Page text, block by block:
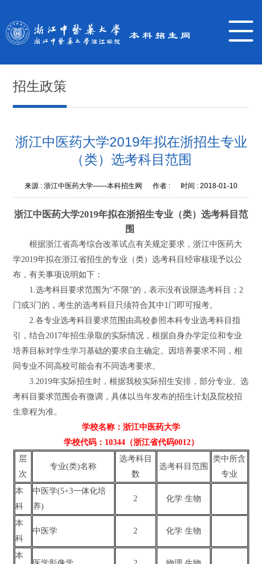
招生政策
浙江中医药大学2019年拟在浙招生专业
（类）选考科目范围
来源 : 浙江中医药大学——本科招生网 作者 : 时间 : 2018-01-10
浙江中医药大学2019年拟在浙招生专业（类）选考科目范
围
根据浙江省高考综合改革试点有关规定要求，浙江中医药大
学2019年拟在浙江省招生的专业（类）选考科目经审核现予以公
布，有关事项说明如下：
1.选考科目要求范围为“不限”的，表示没有设限选考科目；2
门或3门的，考生的选考科目只须符合其中 1门即可报考。
2.各专业选考科目要求范围由高校参照本科专业选考科目指
引，结合2017年招生录取的实际情况，根据自身办学定位和专业
培养目标对学生学习基础的要求自主确定。因培养要求不同，相
同专业不同高校可能会有不同选考要求。
3.2019年实际招生时，根据我校实际招生安排，部分专业、选
考科目要求范围会有微调，具体以当年发布的招生计划及院校招
生章程为准。
学校名称：浙江中医药大学
学校代码： 10344（浙江省代码0012）
层
次
专业(类)名称
选考科目
数
选考科目范围
类中所含
专业
本
科
中医学(5+3一体化培
养)
2 化学 生物
本
科
中医学 2 化学 生物
本